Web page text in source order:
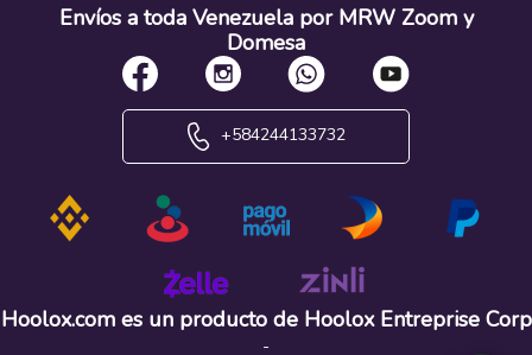
Envíos a toda Venezuela por MRW Zoom y
Domesa
+584244133732
Hoolox.com es un producto de Hoolox Entreprise Corp
-